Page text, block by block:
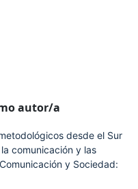
autor/a
desde el Sur
comunicación y las
Comunicación y Sociedad: